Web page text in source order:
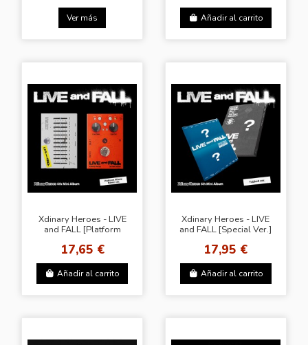
Ver más Añadir al carrito
Xdinary Heroes - LIVE
and FALL [Platform
Cover]
17,65 €
Añadir al carrito
Xdinary Heroes - LIVE
and FALL [Special Ver.]
17,95 €
Añadir al carrito